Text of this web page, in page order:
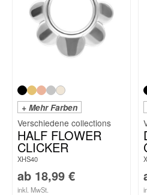
+ Mehr Farben
HALF FLOWER
CLICKER
XHS40
ab 18,99 €
inkl. MwSt.